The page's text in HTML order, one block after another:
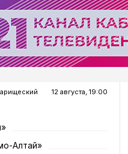
12 августа, 19:00
Алтай»